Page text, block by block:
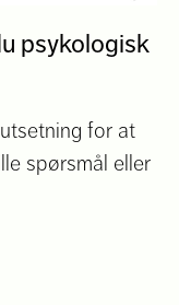
psykologisk
for at
spørsmål eller